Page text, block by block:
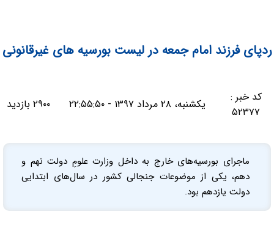
ردپای فرزند امام جمعه در لیست بورسیه های غیرقانونی
کد خبر :
۵۲۳۷۷
یکشنبه، ۲۸ مرداد ۱۳۹۷ - ۲۲:۵۵:۵۰ ۲۹۰۰ بازدید
ماجرای بورسیه‌های خارج به داخل وزارت علومِ دولت نهم و
دهم، یکی از موضوعات جنجالی کشور در سال‌های ابتدایی
دولت یازدهم بود.